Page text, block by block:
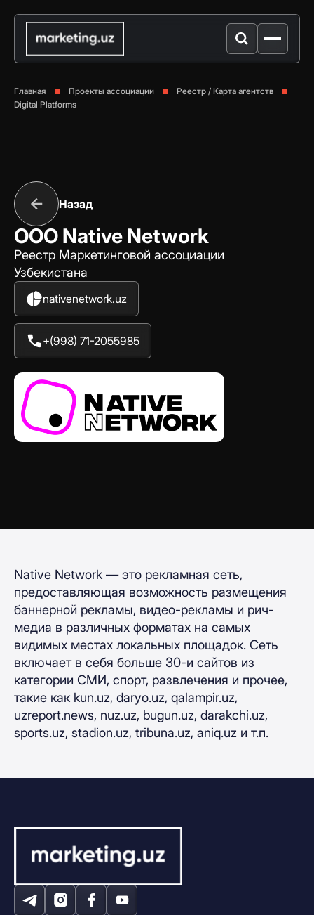
Главная Проекты ассоциации
Реестр / Карта агентств
Digital Platforms
Назад
ООО Native Network
Реестр Маркетинговой ассоциации
Узбекистана
nativenetwork.uz
+(998) 71-2055985
Native Network — это рекламная сеть,
предоставляющая возможность размещения
баннерной рекламы, видео-рекламы и рич-
медиа в различных форматах на самых
видимых местах локальных площадок. Сеть
включает в себя больше 30-и сайтов из
категории СМИ, спорт, развлечения и прочее,
такие как kun.uz, daryo.uz, qalampir.uz,
uzreport.news, nuz.uz, bugun.uz, darakchi.uz,
sports.uz, stadion.uz, tribuna.uz, aniq.uz и т.п.